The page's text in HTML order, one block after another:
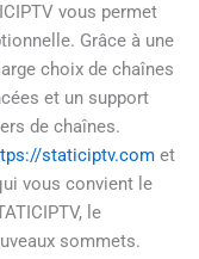
vous permet
Grâce à une
choix de chaînes
et un support
de chaînes.
staticiptv.com et
vous convient le
le
sommets.